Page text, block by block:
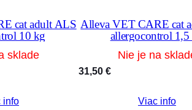
g
g
cat adult ALS
10 kg
sklade
info
Alleva VET CARE cat
allergocontrol
Nie je na
31,50 €
Viac info